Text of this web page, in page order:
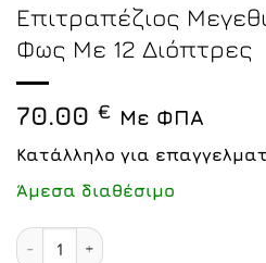
Επιτραπέζιος
Φως Με 12 Διόπτρες
70.00 € Με ΦΠΑ
Κατάλληλο για
Άμεσα διαθέσιμο
Επιτραπέζιος